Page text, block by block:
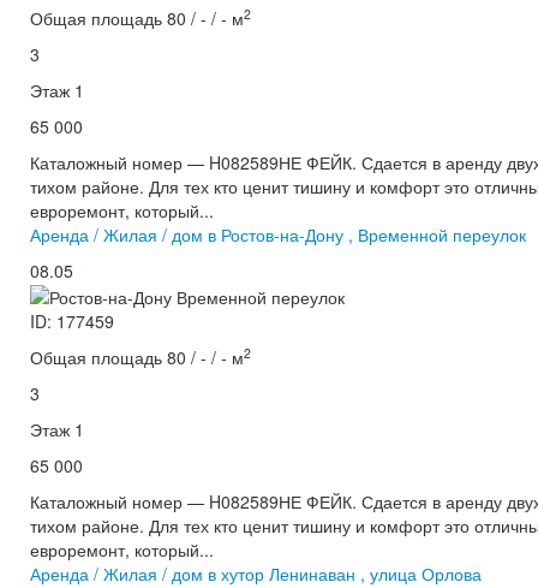
Общая площадь 80 / - / - м2
3
Этаж 1
65 000
Каталожный номер — H082589НЕ ФЕЙК. Сдается в аренду
тихом районе. Для тех кто ценит тишину и комфорт это
евроремонт, который...
Аренда / Жилая / дом в Ростов-на-Дону , Временной переулок
08.05
ID: 177459
Общая площадь 80 / - / - м2
3
Этаж 1
65 000
Каталожный номер — H082589НЕ ФЕЙК. Сдается в аренду
тихом районе. Для тех кто ценит тишину и комфорт это
евроремонт, который...
Аренда / Жилая / дом в хутор Ленинаван , улица Орлова